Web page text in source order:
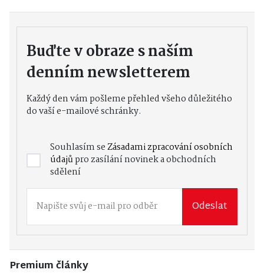
Buďte v obraze s naším
denním newsletterem
Každý den vám pošleme přehled všeho důležitého
do vaší e-mailové schránky.
Souhlasím seZásadami zpracování osobních
údajůpro zasílání novinek a obchodních
sdělení
Odeslat
Premium články